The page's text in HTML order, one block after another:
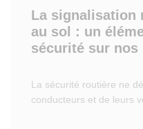
La signalisation
au sol : un
sécurité sur nos
La sécurité routière ne
conducteurs et de leurs